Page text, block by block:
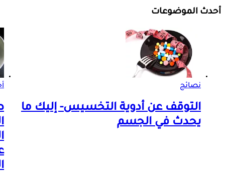
أحدث الموضوعات
نصائح
التوقف عن أدوية التخسيس- إليك ما
يحدث في الجسم